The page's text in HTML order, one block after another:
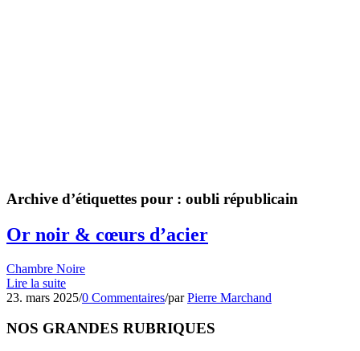
Archive d’étiquettes pour : oubli républicain
Or noir & cœurs d’acier
Chambre Noire
Lire la suite
23. mars 2025/0 Commentaires/parPierre Marchand
NOS GRANDES RUBRIQUES